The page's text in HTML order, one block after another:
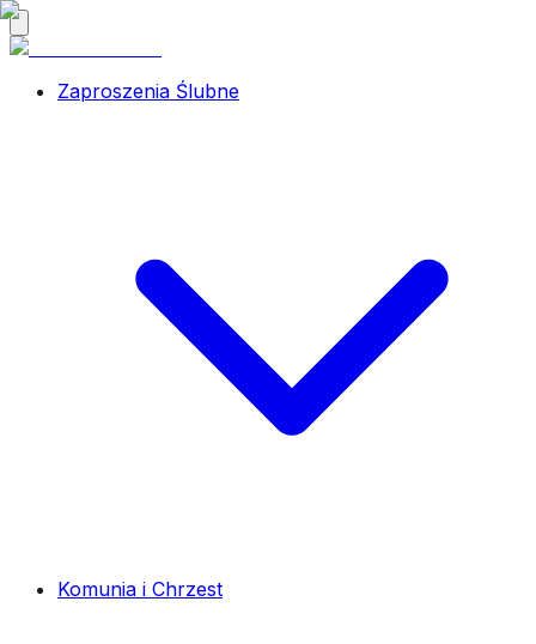
Zaproszenia Ślubne
Komunia i Chrzest